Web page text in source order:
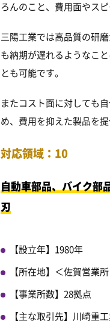
ろんのこと、費用面やス
三陽工業では高品質の研
も納期が遅れるようなこ
とも可能です。
またコスト面に対しても
め、費用を抑えた製品を
対応領域：10
自動車部品、バイク部
刃
【設立年】1980年
【所在地】＜佐賀営業
【事業所数】28拠点
【主な取引先】川崎重